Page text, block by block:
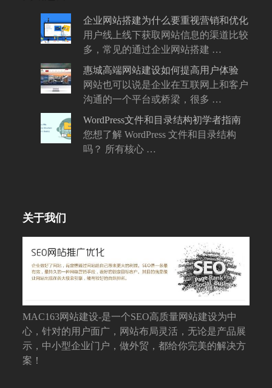
企业网站搭建为什么要重视营销和优化
用户线上线下获取网站信息的渠道比较
多，常见的通过企业网站搭建 …
惠城高端网站建设如何提高用户体验
网站也可以说是企业在互联网上和客户
沟通的一个平台或桥梁，很多 …
WordPress文件和目录结构初学者指南
您想了解 WordPress 文件和目录结构
吗？ 所有核心 …
关于我们
MAC163网站建设-是一个SEO高质量网站建设为中
心，针对的用户面广，网站布局灵活，无论是产品展
示，中小型企业门户，做外贸，都给你完美的解决方
案！